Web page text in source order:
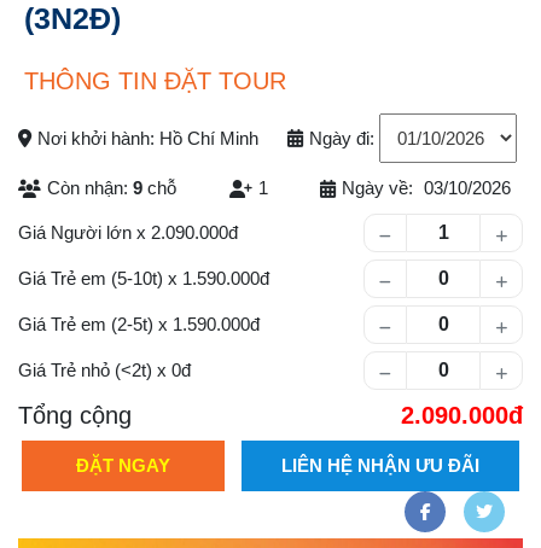
(3N2Đ)
THÔNG TIN ĐẶT TOUR
Nơi khởi hành: Hồ Chí Minh Ngày đi:
Còn nhận: 9 chỗ
Số lượng khách
1 Ngày về: 03/10/2026
Giá Người lớn x 2.090.000
Giá Trẻ em (5-10t) x 1.590.000
Giá Trẻ em (2-5t) x 1.590.000
Giá Trẻ nhỏ (<2t) x 0
Tổng cộng 2.090.000